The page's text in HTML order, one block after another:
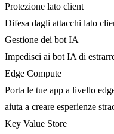
Protezione lato client
Difesa dagli attacchi lato
Gestione dei bot IA
Impedisci ai bot IA di
Edge Compute
Porta le tue app a livello
aiuta a creare esperienze
Key Value Store